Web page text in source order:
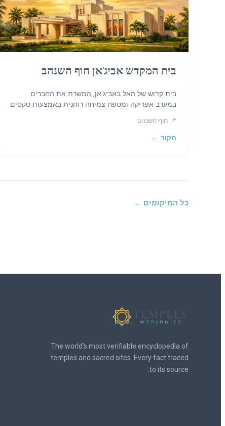
בית המקדש אביג'אן חוף השנהב
בית קדוש של האל באביג'אן, המשרת את החברים
במערב אפריקה ומטפח צמיחה רוחנית באמצעות טקסים
📍 חוף השנהב
חקור ←
כל המיקומים ←
The world's most verifiable encyclopedia of
temples and sacred sites. Every fact traced
to its source.